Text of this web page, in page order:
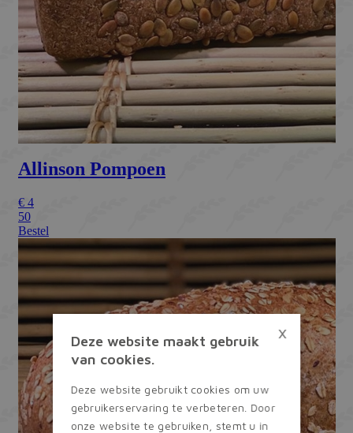
×
Deze website maakt gebruik
van cookies.
Deze website gebruikt cookies om uw
gebruikerservaring te verbeteren. Door
onze website te gebruiken, stemt u in